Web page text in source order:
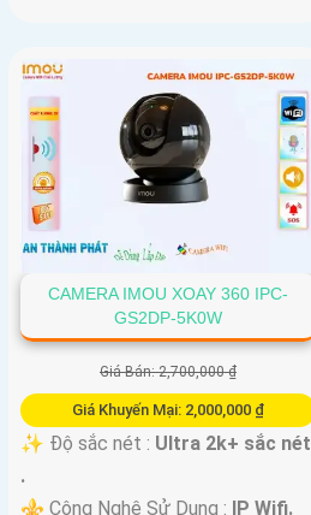
CAMERA IMOU XOAY 360 IPC-
GS2DP-5K0W
Giá Bán: 2,700,000 ₫
Giá Khuyến Mại: 2,000,000 ₫
✨ Độ sắc nét : Ultra 2k+ sắc nét
.
⚜️ Công Nghệ Sử Dụng : IP Wifi.